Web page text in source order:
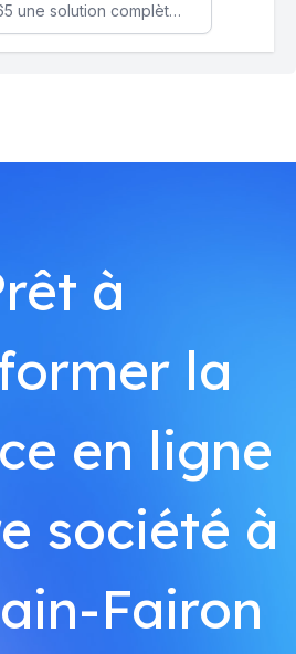
Microsoft 365 une solution complète qui booste votre productivité, renforce la sécurité de vos données et facilite la collaboration.
à
la
en ligne
société à
Fairon